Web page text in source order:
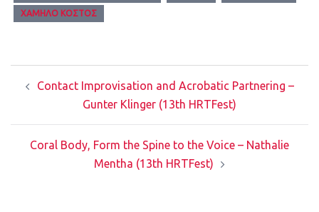
ΧΑΜΗΛΌ ΚΌΣΤΟΣ
navigation
Contact Improvisation and Acrobatic Partnering –
Gunter Klinger (13th HRTFest)
Coral Body, Form the Spine to the Voice – Nathalie
Mentha (13th HRTFest)